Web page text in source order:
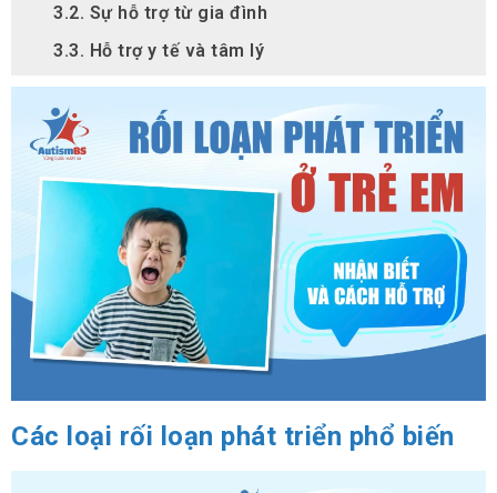
3.2. Sự hỗ trợ từ gia đình
3.3. Hỗ trợ y tế và tâm lý
Các loại rối loạn phát triển phổ biến